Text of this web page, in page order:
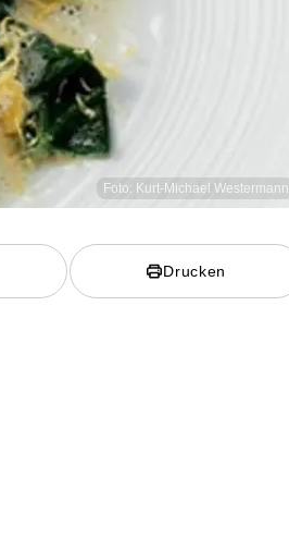
Foto: Kurt-Michael Westermann
Drucken